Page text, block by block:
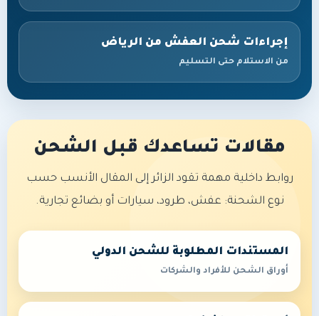
إجراءات شحن العفش من الرياض
من الاستلام حتى التسليم
مقالات تساعدك قبل الشحن
روابط داخلية مهمة تقود الزائر إلى المقال الأنسب حسب
نوع الشحنة: عفش، طرود، سيارات أو بضائع تجارية.
المستندات المطلوبة للشحن الدولي
أوراق الشحن للأفراد والشركات